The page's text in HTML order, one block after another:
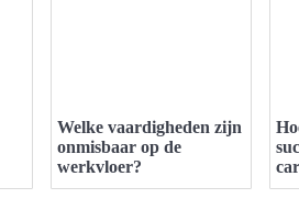
Welke vaardigheden zijn
onmisbaar op de
werkvloer?